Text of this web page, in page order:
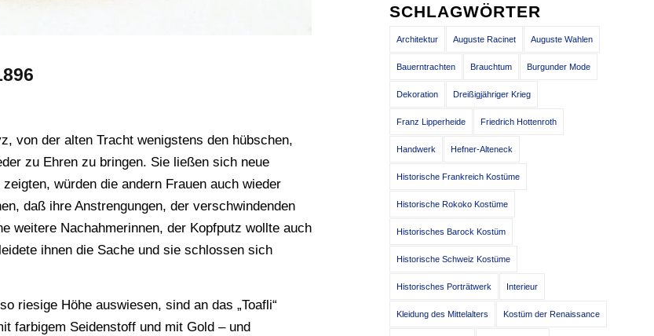
von der alten Tracht wenigstens den hübschen,
zu Ehren zu bringen. Sie ließen sich neue
würden die andern Frauen auch wieder
daß ihre Anstrengungen, der verschwindenden
weitere Nachahmerinnen, der Kopfputz wollte auch
ihnen die Sache und sie schlossen sich
riesige Höhe auswiesen, sind an das „Toafli“
farbigem Seidenstoff und mit Gold – und
SCHLAGWÖRTER
Architektur Auguste Racinet Auguste Wahlen
Bauerntrachten Brauchtum Burgunder Mode
Dekoration Dreißigjähriger Krieg
Franz Lipperheide Friedrich Hottenroth
Handwerk Hefner-Alteneck
Historische Frankreich Kostüme
Historische Rokoko Kostüme
Historisches Barock Kostüm
Historische Schweiz Kostüme
Historisches Porträtwerk Interieur
Kleidung des Mittelalters Kostüm der Renaissance